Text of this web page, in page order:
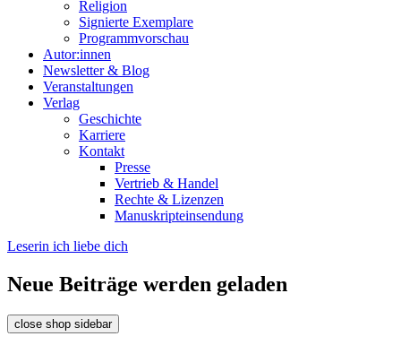
Religion
Signierte Exemplare
Programmvorschau
Autor:innen
Newsletter & Blog
Veranstaltungen
Verlag
Geschichte
Karriere
Kontakt
Presse
Vertrieb & Handel
Rechte & Lizenzen
Manuskripteinsendung
Leserin ich liebe dich
Neue Beiträge werden geladen
close shop sidebar